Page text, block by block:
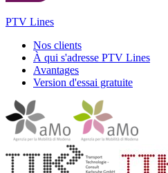
PTV Lines
Nos clients
À qui s'adresse PTV Lines
Avantages
Version d'essai gratuite